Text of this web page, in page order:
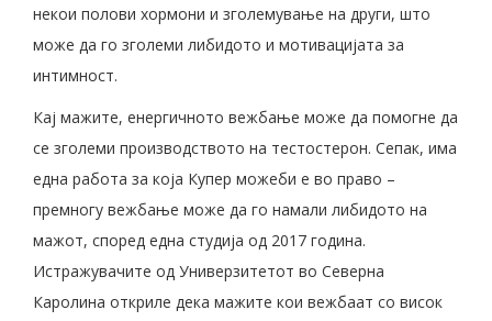
некои полови хормони и зголемување на други, што
може да го зголеми либидото и мотивацијата за
интимност.
Кај мажите, енергичното вежбање може да помогне да
се зголеми производството на тестостерон. Сепак, има
една работа за која Купер можеби е во право –
премногу вежбање може да го намали либидото на
мажот, според една студија од 2017 година.
Истражувачите од Универзитетот во Северна
Каролина откриле дека мажите кои вежбаат со висок